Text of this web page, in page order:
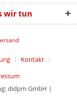
wir tun
Kontakt
didpm GmbH |